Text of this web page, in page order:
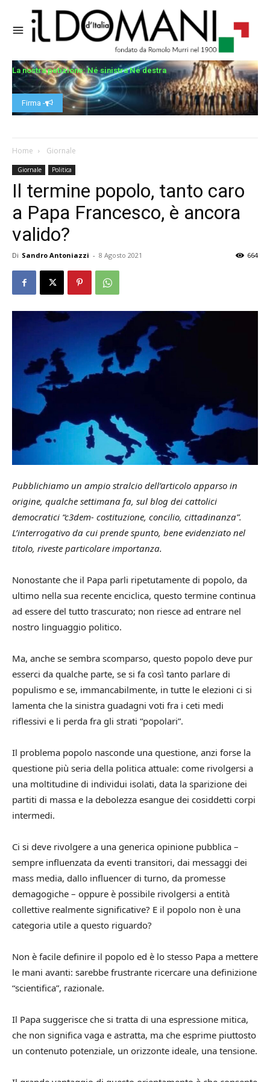
La nostra petizione: Né sinistra Né destra
Firma -
Home Giornale
Giornale Politica
Il termine popolo, tanto caro
a Papa Francesco, è ancora
valido?
Di Sandro Antoniazzi - 8 Agosto 2021 664
Pubblichiamo un ampio stralcio dell’articolo apparso in
origine, qualche settimana fa, sul blog dei cattolici
democratici “c3dem- costituzione, concilio, cittadinanza”.
L’interrogativo da cui prende spunto, bene evidenziato nel
titolo, riveste particolare importanza.
Nonostante che il Papa parli ripetutamente di popolo, da
ultimo nella sua recente enciclica, questo termine continua
ad essere del tutto trascurato; non riesce ad entrare nel
nostro linguaggio politico.
Ma, anche se sembra scomparso, questo popolo deve pur
esserci da qualche parte, se si fa così tanto parlare di
populismo e se, immancabilmente, in tutte le elezioni ci si
lamenta che la sinistra guadagni voti fra i ceti medi
riflessivi e li perda fra gli strati “popolari”.
Il problema popolo nasconde una questione, anzi forse la
questione più seria della politica attuale: come rivolgersi a
una moltitudine di individui isolati, data la sparizione dei
partiti di massa e la debolezza esangue dei cosiddetti corpi
intermedi.
Ci si deve rivolgere a una generica opinione pubblica –
sempre influenzata da eventi transitori, dai messaggi dei
mass media, dallo influencer di turno, da promesse
demagogiche – oppure è possibile rivolgersi a entità
collettive realmente significative? E il popolo non è una
categoria utile a questo riguardo?
Non è facile definire il popolo ed è lo stesso Papa a mettere
le mani avanti: sarebbe frustrante ricercare una definizione
“scientifica”, razionale.
Il Papa suggerisce che si tratta di una espressione mitica,
che non significa vaga e astratta, ma che esprime piuttosto
un contenuto potenziale, un orizzonte ideale, una tensione.